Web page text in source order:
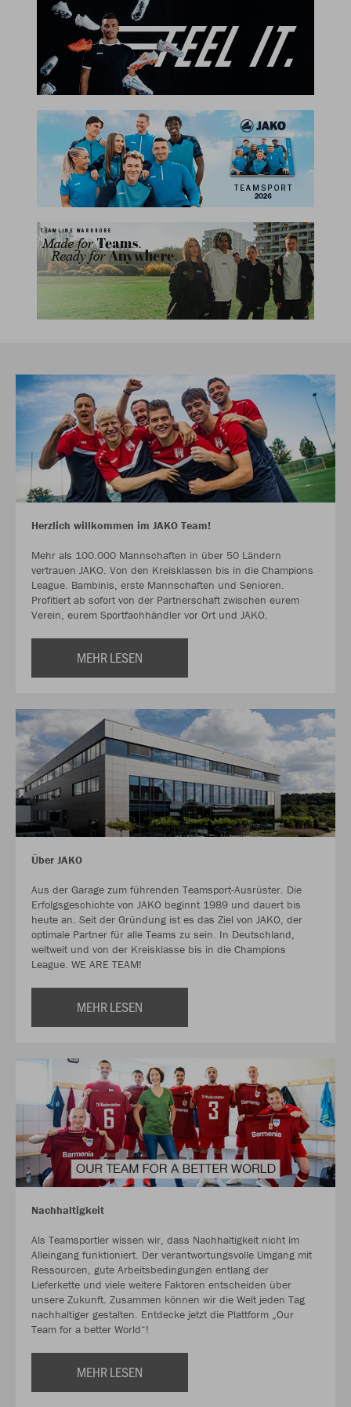
Herzlich willkommen im JAKO Team!
Mehr als 100.000 Mannschaften in über 50 Ländern
vertrauen JAKO. Von den Kreisklassen bis in die Champions
League. Bambinis, erste Mannschaften und Senioren.
Profitiert ab sofort von der Partnerschaft zwischen eurem
Verein, eurem Sportfachhändler vor Ort und JAKO.
MEHR LESEN
Über JAKO
Aus der Garage zum führenden Teamsport-Ausrüster. Die
Erfolgsgeschichte von JAKO beginnt 1989 und dauert bis
heute an. Seit der Gründung ist es das Ziel von JAKO, der
optimale Partner für alle Teams zu sein. In Deutschland,
weltweit und von der Kreisklasse bis in die Champions
League. WE ARE TEAM!
MEHR LESEN
Nachhaltigkeit
Als Teamsportler wissen wir, dass Nachhaltigkeit nicht im
Alleingang funktioniert. Der verantwortungsvolle Umgang mit
Ressourcen, gute Arbeitsbedingungen entlang der
Lieferkette und viele weitere Faktoren entscheiden über
unsere Zukunft. Zusammen können wir die Welt jeden Tag
nachhaltiger gestalten. Entdecke jetzt die Plattform „Our
Team for a better World“!
MEHR LESEN